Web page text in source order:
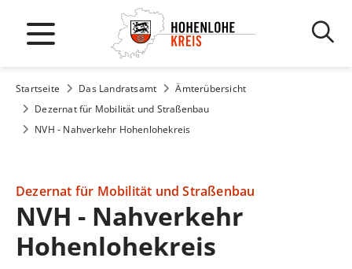
Startseite Das Landratsamt
Ämterübersicht
Dezernat für Mobilität und Straßenbau
NVH - Nahverkehr Hohenlohekreis
Dezernat für Mobilität und Straßenbau
NVH - Nahverkehr
Hohenlohekreis